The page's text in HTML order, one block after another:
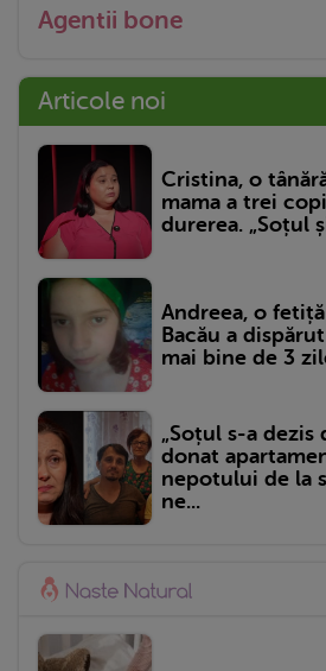
Agentii bone
Articole noi
Cristina, o
mama a trei
durerea. „Soțul
Andreea, o
Bacău a
mai bine de 3
„Soțul s-a dezis
donat
nepotului de la
ne...